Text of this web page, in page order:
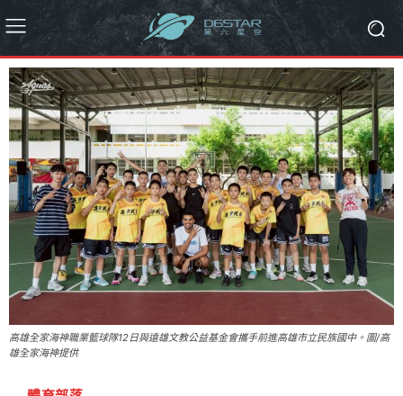
高雄全家海神職業籃球隊12日與遠雄文教公益基金會攜手前進高雄市立民族國中。圖/高
雄全家海神提供